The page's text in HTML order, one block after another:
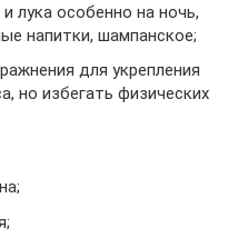
лука особенно на ночь,
напитки, шампанское;
для укрепления
но избегать физических